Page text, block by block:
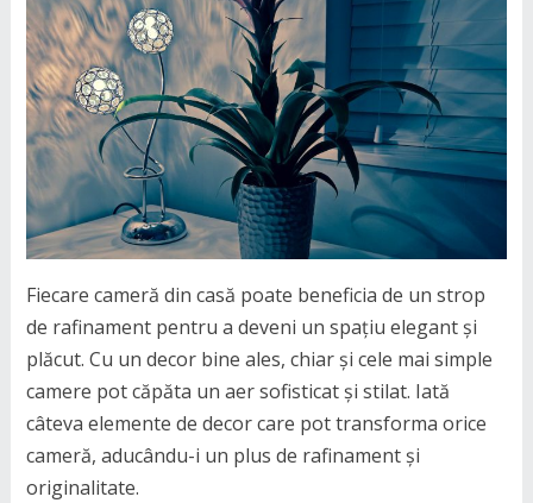
Fiecare cameră din casă poate beneficia de un strop
de rafinament pentru a deveni un spațiu elegant și
plăcut. Cu un decor bine ales, chiar și cele mai simple
camere pot căpăta un aer sofisticat și stilat. Iată
câteva elemente de decor care pot transforma orice
cameră, aducându-i un plus de rafinament și
originalitate.